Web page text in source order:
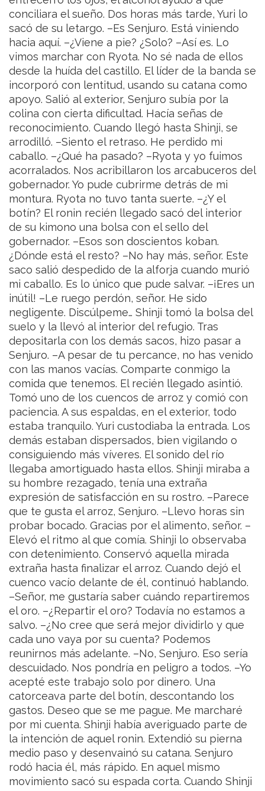
conciliara el sueño. Dos horas más tarde, Yuri lo
sacó de su letargo. –Es Senjuro. Está viniendo
hacia aquí. –¿Viene a pie? ¿Solo? –Así es. Lo
vimos marchar con Ryota. No sé nada de ellos
desde la huída del castillo. El líder de la banda se
incorporó con lentitud, usando su catana como
apoyo. Salió al exterior, Senjuro subía por la
colina con cierta dificultad. Hacía señas de
reconocimiento. Cuando llegó hasta Shinji, se
arrodilló. –Siento el retraso. He perdido mi
caballo. –¿Qué ha pasado? –Ryota y yo fuimos
acorralados. Nos acribillaron los arcabuceros del
gobernador. Yo pude cubrirme detrás de mi
montura. Ryota no tuvo tanta suerte. –¿Y el
botín? El ronin recién llegado sacó del interior
de su kimono una bolsa con el sello del
gobernador. –Esos son doscientos koban.
¿Dónde está el resto? –No hay más, señor. Este
saco salió despedido de la alforja cuando murió
mi caballo. Es lo único que pude salvar. –¡Eres un
inútil! –Le ruego perdón, señor. He sido
negligente. Discúlpeme… Shinji tomó la bolsa del
suelo y la llevó al interior del refugio. Tras
depositarla con los demás sacos, hizo pasar a
Senjuro. –A pesar de tu percance, no has venido
con las manos vacías. Comparte conmigo la
comida que tenemos. El recién llegado asintió.
Tomó uno de los cuencos de arroz y comió con
paciencia. A sus espaldas, en el exterior, todo
estaba tranquilo. Yuri custodiaba la entrada. Los
demás estaban dispersados, bien vigilando o
consiguiendo más víveres. El sonido del río
llegaba amortiguado hasta ellos. Shinji miraba a
su hombre rezagado, tenía una extraña
expresión de satisfacción en su rostro. –Parece
que te gusta el arroz, Senjuro. –Llevo horas sin
probar bocado. Gracias por el alimento, señor. –
Elevó el ritmo al que comía. Shinji lo observaba
con detenimiento. Conservó aquella mirada
extraña hasta finalizar el arroz. Cuando dejó el
cuenco vacío delante de él, continuó hablando.
–Señor, me gustaría saber cuándo repartiremos
el oro. –¿Repartir el oro? Todavía no estamos a
salvo. –¿No cree que será mejor dividirlo y que
cada uno vaya por su cuenta? Podemos
reunirnos más adelante. –No, Senjuro. Eso sería
descuidado. Nos pondría en peligro a todos. –Yo
acepté este trabajo solo por dinero. Una
catorceava parte del botín, descontando los
gastos. Deseo que se me pague. Me marcharé
por mi cuenta. Shinji había averiguado parte de
la intención de aquel ronin. Extendió su pierna
medio paso y desenvainó su catana. Senjuro
rodó hacia él, más rápido. En aquel mismo
movimiento sacó su espada corta. Cuando Shinji